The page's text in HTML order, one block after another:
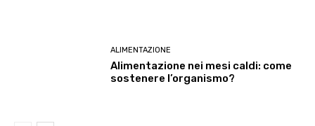
ALIMENTAZIONE
Alimentazione nei mesi caldi: come
sostenere l’organismo?